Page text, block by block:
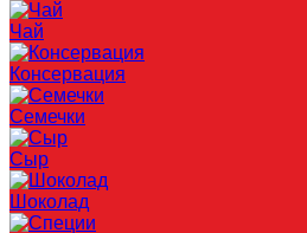
Чай
Консервация
Семечки
Сыр
Шоколад